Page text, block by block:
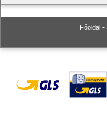
Főoldal •